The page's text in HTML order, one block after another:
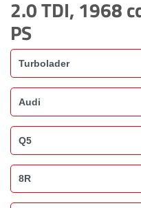
2.0 TDI, 1968
PS